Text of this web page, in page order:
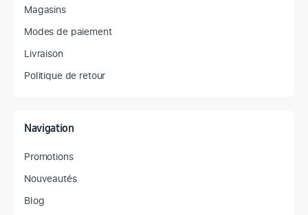
Magasins
Modes de paiement
Livraison
Politique de retour
Navigation
Promotions
Nouveautés
Blog